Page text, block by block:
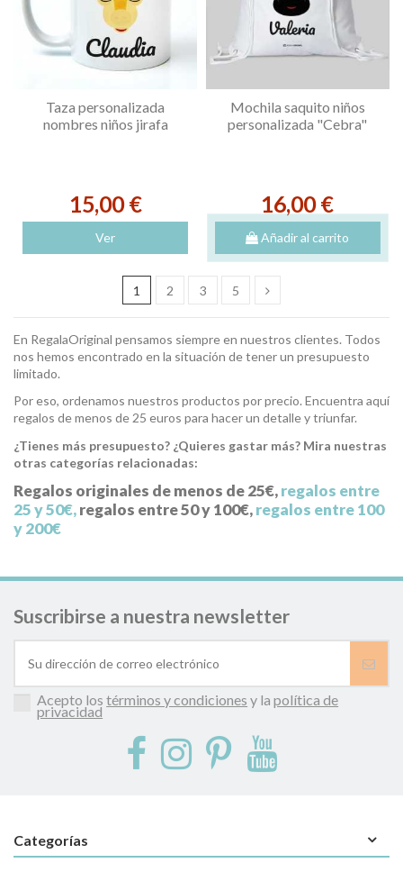
Taza personalizada
nombres niños jirafa
15,00 €
Ver
Mochila saquito niños
personalizada "Cebra"
16,00 €
Añadir al carrito
1 2 3 5
En RegalaOriginal pensamos siempre en nuestros clientes. Todos
nos hemos encontrado en la situación de tener un presupuesto
limitado.
Por eso, ordenamos nuestros productos por precio. Encuentra aquí
regalos de menos de 25 euros para hacer un detalle y triunfar.
¿Tienes más presupuesto? ¿Quieres gastar más? Mira nuestras
otras categorías relacionadas:
Regalos originales de menos de 25€,regalos entre
25 y 50€,regalos entre 50 y 100€,regalos entre 100
y 200€
Suscribirse a nuestra newsletter
Acepto lostérminos y condiciones y lapolítica de
privacidad
Categorías